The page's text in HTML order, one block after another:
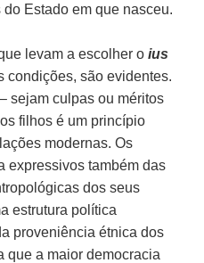
Estado em que nasceu.
levam a escolher oius
condições, são evidentes.
sejam culpas ou méritos
filhos é um princípio
modernas. Os
expressivos também das
dos seus
estrutura política
proveniência étnica dos
que a maior democracia